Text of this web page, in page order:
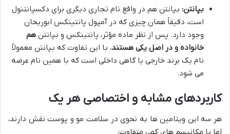
بپانتن: بپانتن هم در واقع نام تجاری دیگری برای دکسپانتنول
است، دقیقاً همان چیزی که در آمپول پانتینکس ابوریحان
وجود دارد. پس از نظر ماده مؤثر، پانتینکس و بپانتن هم
خانواده و در اصل یکی هستند، با این تفاوت که بپانتن معمولاً
نام یک برند خارجی یا گاهی داخلی است که با همین نام عرضه
می شود.
کاربردهای مشابه و اختصاصی هر یک
هر سه این ویتامین ها به نحوی در سلامت مو و پوست نقش دارند،
اما با مکانیسم های کمی متفاوت: